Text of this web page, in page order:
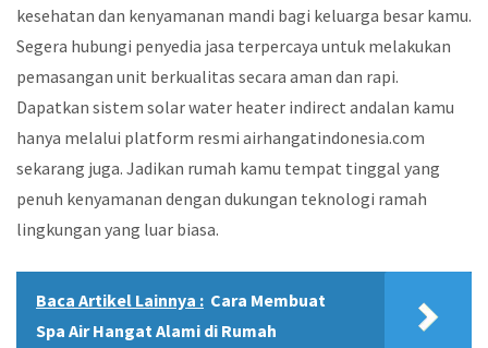
kesehatan dan kenyamanan mandi bagi keluarga besar kamu.
Segera hubungi penyedia jasa terpercaya untuk melakukan
pemasangan unit berkualitas secara aman dan rapi.
Dapatkan sistem solar water heater indirect andalan kamu
hanya melalui platform resmi airhangatindonesia.com
sekarang juga. Jadikan rumah kamu tempat tinggal yang
penuh kenyamanan dengan dukungan teknologi ramah
lingkungan yang luar biasa.
Baca Artikel Lainnya : Cara Membuat
Spa Air Hangat Alami di Rumah